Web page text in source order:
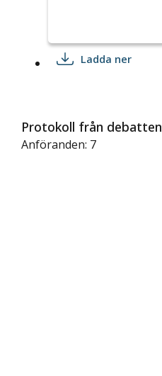
Ladda ner
Protokoll från debatten
Anföranden: 7